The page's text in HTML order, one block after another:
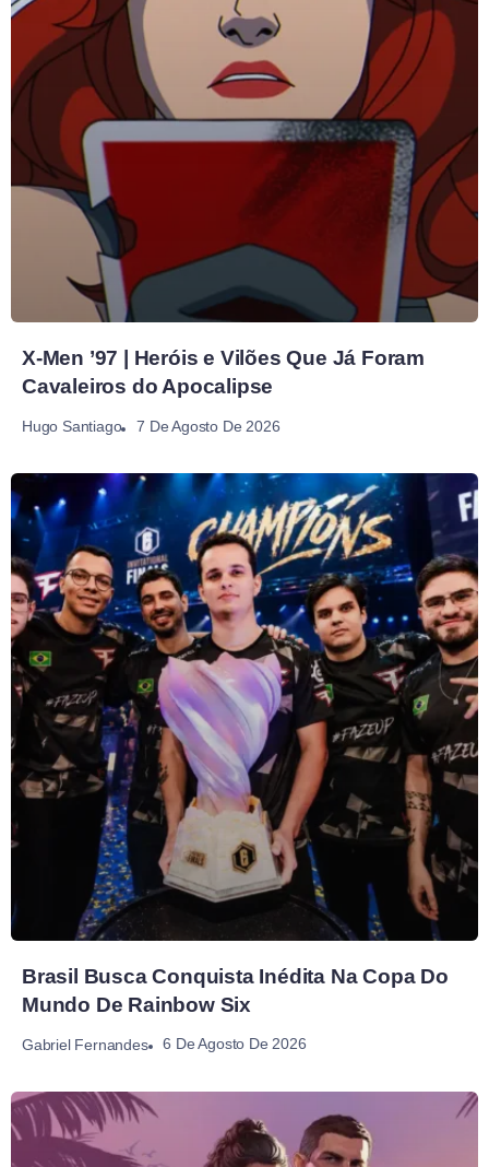
X-Men ’97 | Heróis e Vilões Que Já Foram
Cavaleiros do Apocalipse
Hugo Santiago 7 De Agosto De 2026
Brasil Busca Conquista Inédita Na Copa Do
Mundo De Rainbow Six
Gabriel Fernandes 6 De Agosto De 2026